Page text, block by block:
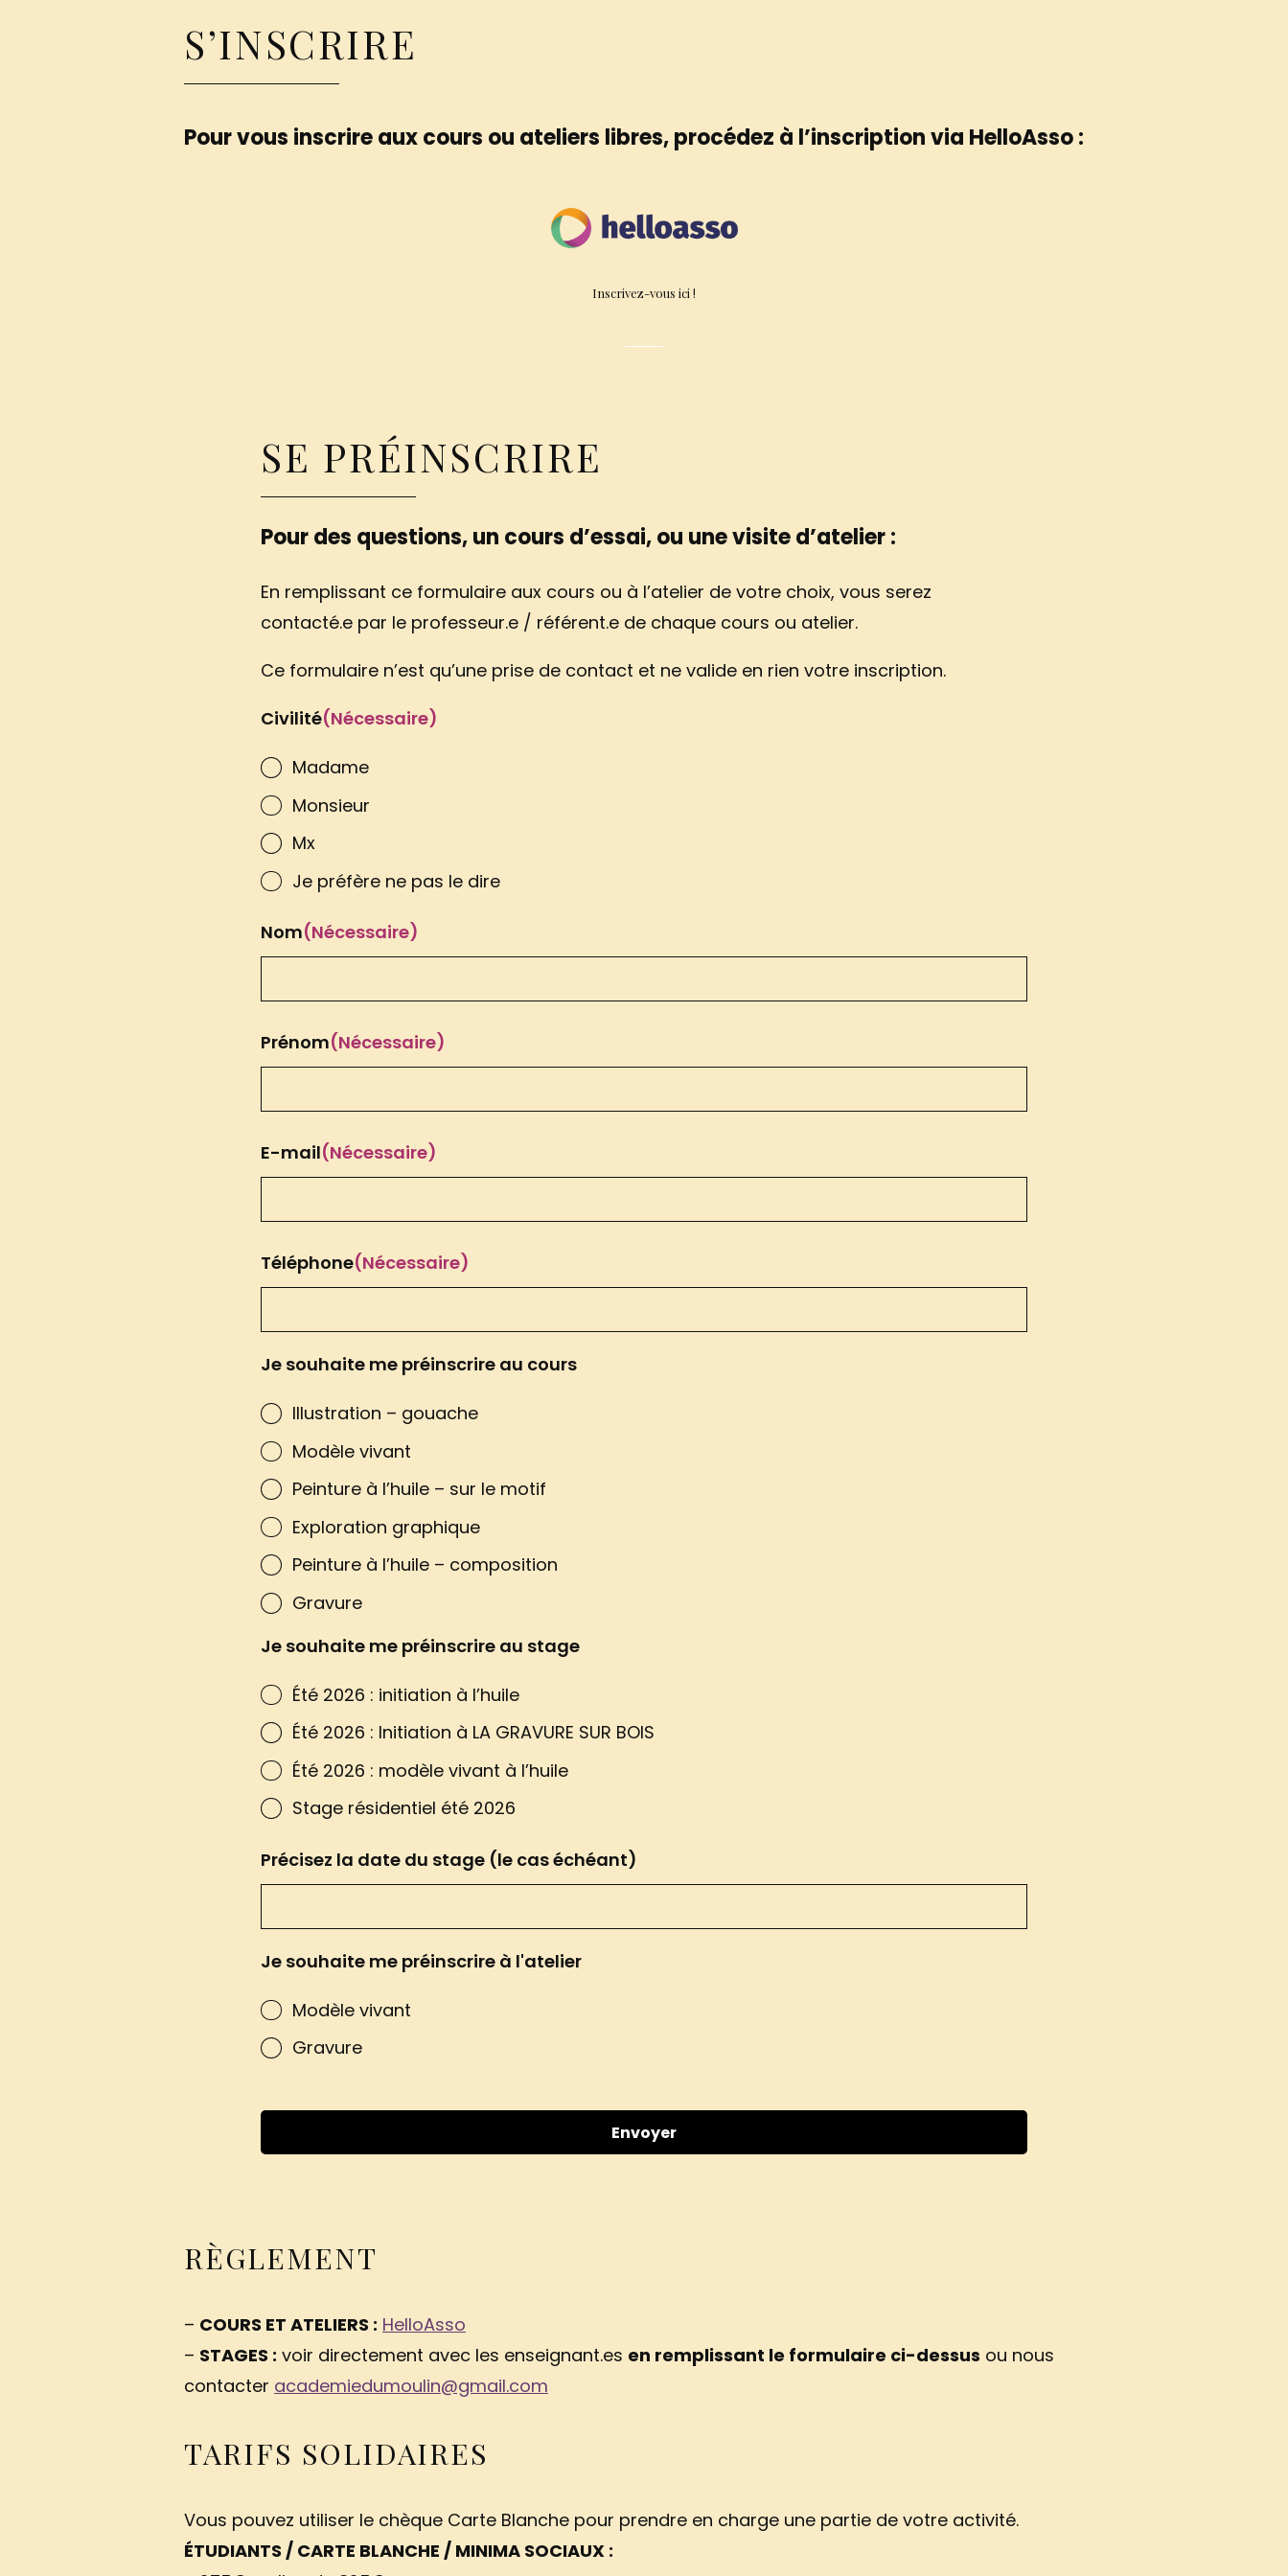
S’INSCRIRE
Pour vous inscrire aux cours ou ateliers libres, procédez à l’inscription via HelloAsso :
Inscrivez-vous ici !
SE PRÉINSCRIRE
Pour des questions, un cours d’essai, ou une visite d’atelier :
En remplissant ce formulaire aux cours ou à l’atelier de votre choix, vous serez
contacté.e par le professeur.e / référent.e de chaque cours ou atelier.
Ce formulaire n’est qu’une prise de contact et ne valide en rien votre inscription.
Civilité(Nécessaire)
Madame
Monsieur
Mx
Je préfère ne pas le dire
Nom(Nécessaire)
Prénom(Nécessaire)
E-mail(Nécessaire)
Téléphone(Nécessaire)
Je souhaite me préinscrire au cours
Illustration – gouache
Modèle vivant
Peinture à l’huile – sur le motif
Exploration graphique
Peinture à l’huile – composition
Gravure
Je souhaite me préinscrire au stage
Été 2026 : initiation à l’huile
Été 2026 : Initiation à LA GRAVURE SUR BOIS
Été 2026 : modèle vivant à l’huile
Stage résidentiel été 2026
Précisez la date du stage (le cas échéant)
Je souhaite me préinscrire à l'atelier
Modèle vivant
Gravure
RÈGLEMENT
– COURS ET ATELIERS : HelloAsso
– STAGES : voir directement avec les enseignant.es en remplissant le formulaire ci-dessus ou nous
contacter academiedumoulin@gmail.com
TARIFS SOLIDAIRES
Vous pouvez utiliser le chèque Carte Blanche pour prendre en charge une partie de votre activité.
ÉTUDIANTS / CARTE BLANCHE / MINIMA SOCIAUX :